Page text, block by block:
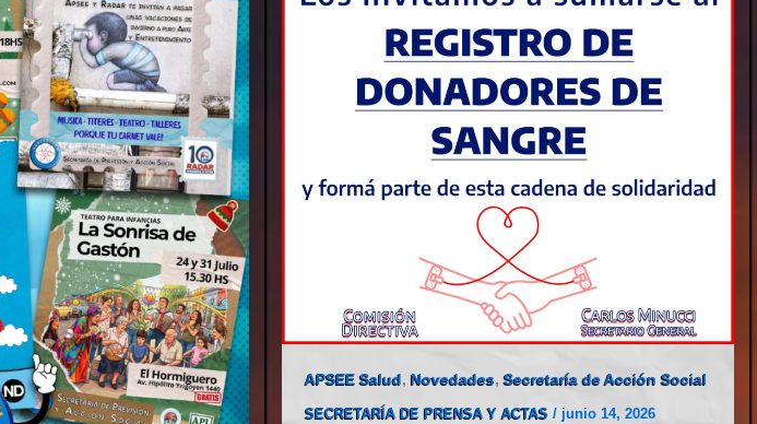
APSEE Salud, Novedades,Secretaría de Acción Social
SECRETARÍA DE PRENSA Y ACTAS / junio 14, 2026